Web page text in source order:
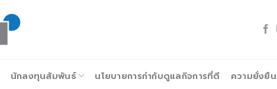
นักลงทุนสัมพันธ์ นโยบายการกำกับดูแลกิจการที่ดี ความยั่งยืน